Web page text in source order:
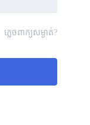
ភ្លេចពាក្យសម្ងាត់?